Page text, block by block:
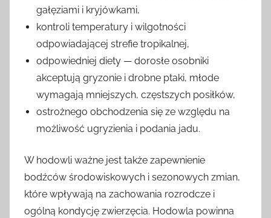
gałęziami i kryjówkami,
kontroli temperatury i wilgotności
odpowiadającej strefie tropikalnej,
odpowiedniej diety — dorosłe osobniki
akceptują gryzonie i drobne ptaki, młode
wymagają mniejszych, częstszych posiłków,
ostrożnego obchodzenia się ze względu na
możliwość ugryzienia i podania jadu.
W hodowli ważne jest także zapewnienie
bodźców środowiskowych i sezonowych zmian,
które wpływają na zachowania rozrodcze i
ogólną kondycję zwierzęcia. Hodowla powinna